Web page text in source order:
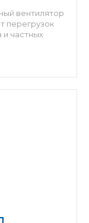
вентилятор
перегрузок
частных